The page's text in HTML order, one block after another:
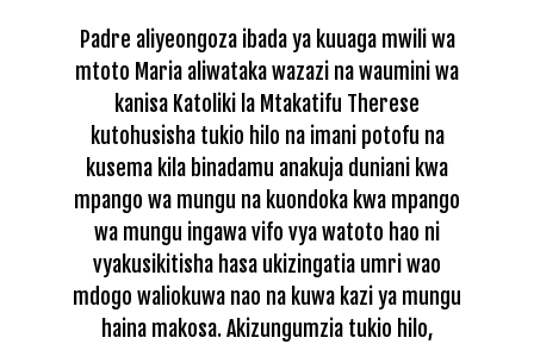
Padre aliyeongoza ibada ya kuuaga mwili wa
mtoto Maria aliwataka wazazi na waumini wa
kanisa Katoliki la Mtakatifu Therese
kutohusisha tukio hilo na imani potofu na
kusema kila binadamu anakuja duniani kwa
mpango wa mungu na kuondoka kwa mpango
wa mungu ingawa vifo vya watoto hao ni
vyakusikitisha hasa ukizingatia umri wao
mdogo waliokuwa nao na kuwa kazi ya mungu
haina makosa.Akizungumzia tukio hilo,